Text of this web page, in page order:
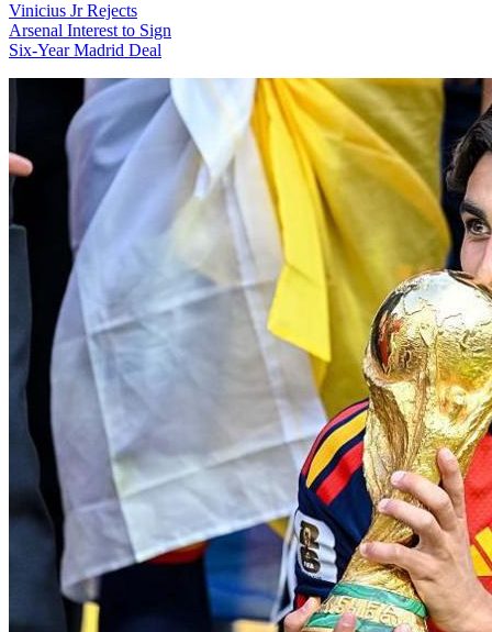
Vinicius Jr Rejects
Arsenal Interest to Sign
Six-Year Madrid Deal